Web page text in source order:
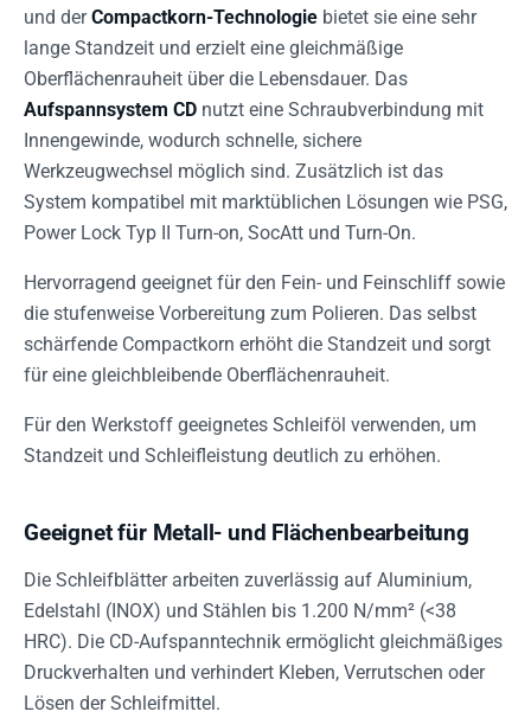
und derCompactkorn-Technologie bietet sie eine sehr
lange Standzeit und erzielt eine gleichmäßige
Oberflächenrauheit über die Lebensdauer. Das
Aufspannsystem CD nutzt eine Schraubverbindung mit
Innengewinde, wodurch schnelle, sichere
Werkzeugwechsel möglich sind. Zusätzlich ist das
System kompatibel mit marktüblichen Lösungen wie PSG,
Power Lock Typ II Turn-on, SocAtt und Turn-On.
Hervorragend geeignet für den Fein- und Feinschliff sowie
die stufenweise Vorbereitung zum Polieren. Das selbst
schärfende Compactkorn erhöht die Standzeit und sorgt
für eine gleichbleibende Oberflächenrauheit.
Für den Werkstoff geeignetes Schleiföl verwenden, um
Standzeit und Schleifleistung deutlich zu erhöhen.
Geeignet für Metall- und Flächenbearbeitung
Die Schleifblätter arbeiten zuverlässig auf Aluminium,
Edelstahl (INOX) und Stählen bis 1.200 N/mm² (<38
HRC). Die CD-Aufspanntechnik ermöglicht gleichmäßiges
Druckverhalten und verhindert Kleben, Verrutschen oder
Lösen der Schleifmittel.